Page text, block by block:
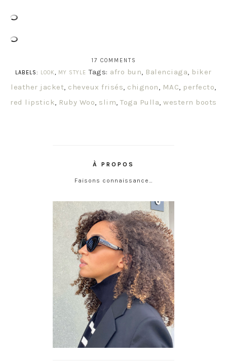
17 COMMENTS
LABELS:
LOOK, MY STYLE Tags: afro bun, Balenciaga, biker
leather jacket, cheveux frisés, chignon, MAC, perfecto,
red lipstick, Ruby Woo, slim,Toga Pulla,western boots
À PROPOS
Faisons connaissance…